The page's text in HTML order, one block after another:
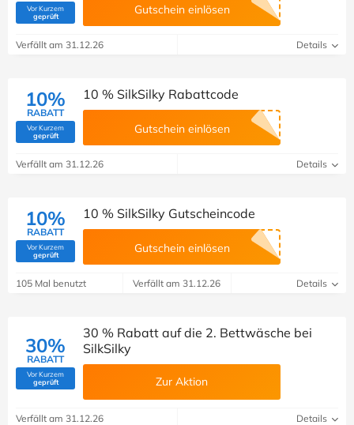
Vor Kurzem
geprüft(Von Savoo geprüft) Gutschein einlösen
Verfällt am 31.12.26 Details
10%
RABATT
Vor Kurzem
geprüft(Von Savoo geprüft)
10 % SilkSilky Rabattcode
Gutschein einlösen
Verfällt am 31.12.26 Details
10%
RABATT
Vor Kurzem
geprüft(Von Savoo geprüft)
10 % SilkSilky Gutscheincode
Gutschein einlösen
105 Mal benutzt Verfällt am 31.12.26 Details
30%
RABATT
Vor Kurzem
geprüft(Von Savoo geprüft)
30 % Rabatt auf die 2. Bettwäsche bei
SilkSilky
Zur Aktion
Verfällt am 31.12.26 Details